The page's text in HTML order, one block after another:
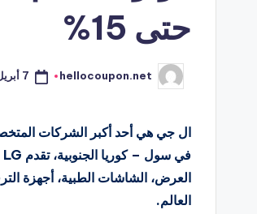
حتى 15%
تمّ
النشر
hellocoupon.net 7 أبريل 2026
العالم.